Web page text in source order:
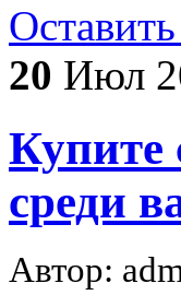
20 Июл
Купите
среди
Автор: